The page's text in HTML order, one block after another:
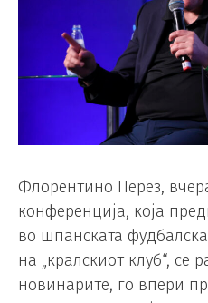
Флорентино Перез,
конференција, која
во шпанската
на „кралскиот клуб“, се
новинарите, го впери